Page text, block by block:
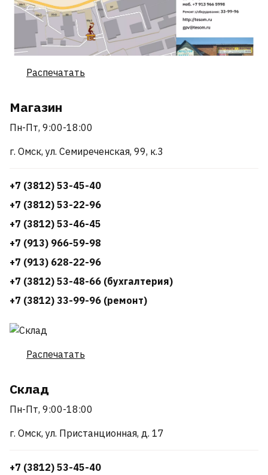
Распечатать
Магазин
Пн-Пт, 9:00-18:00
г. Омск, ул. Семиреченская, 99, к.3
+7 (3812) 53-45-40
+7 (3812) 53-22-96
+7 (3812) 53-46-45
+7 (913) 966-59-98
+7 (913) 628-22-96
+7 (3812) 53-48-66 (бухгалтерия)
+7 (3812) 33-99-96 (ремонт)
Распечатать
Склад
Пн-Пт, 9:00-18:00
г. Омск, ул. Пристанционная, д. 17
+7 (3812) 53-45-40